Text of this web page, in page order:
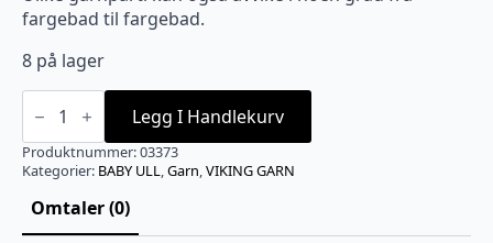
fargebad til fargebad.
8 på lager
BABY
ULL
petrol
-
antall
Legg I Handlekurv
Produktnummer:03373
Kategorier: BABY ULL,Garn,VIKING GARN
Omtaler (0)